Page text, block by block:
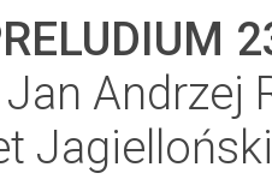
Andrzej
Jagielloński